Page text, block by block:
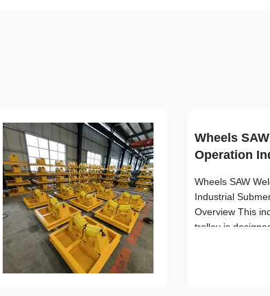
4 Wheels
Operation
4 Wheels SAW
Industrial
Overview This
trolley is
operations with
demanding